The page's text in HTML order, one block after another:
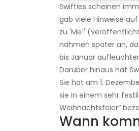
Swifties scheinen
gab viele Hinweise
zu 'Me!'
nahmen später an,
bis Januar
Darüber hinaus hat
Sie hat am 1.
sie in einem sehr
Weihnachtsfeier“
Wann